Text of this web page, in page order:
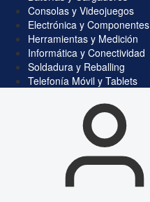
Consolas y Videojuegos
Electrónica y Componentes
Herramientas y Medición
Informática y Conectividad
Soldadura y Reballing
Telefonía Móvil y Tablets